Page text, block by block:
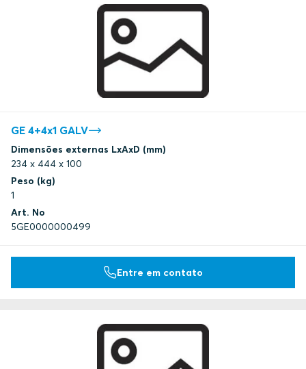
GE 4+4x1 GALV
Dimensões externas LxAxD (mm)
234 x 444 x 100
Peso (kg)
1
Art. No
5GE0000000499
Entre em contato